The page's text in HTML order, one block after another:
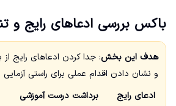
باکس بررسی ادعاهای رایج و
هدف این بخش: جدا کردن ادعاهای رایج
و نشان دادن اقدام عملی برای راستی آزمایی
ادعای رایج
برداشت درست آموزشی